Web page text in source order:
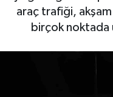
araç trafiği,
birçok noktada
YAŞAM
Haber Arşivi